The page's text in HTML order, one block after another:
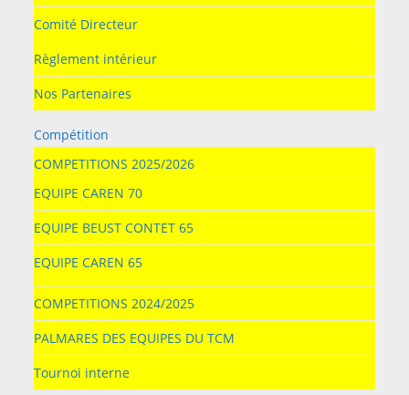
Comité Directeur
Règlement intérieur
Nos Partenaires
Compétition
COMPETITIONS 2025/2026
EQUIPE CAREN 70
EQUIPE BEUST CONTET 65
EQUIPE CAREN 65
COMPETITIONS 2024/2025
PALMARES DES EQUIPES DU TCM
Tournoi interne